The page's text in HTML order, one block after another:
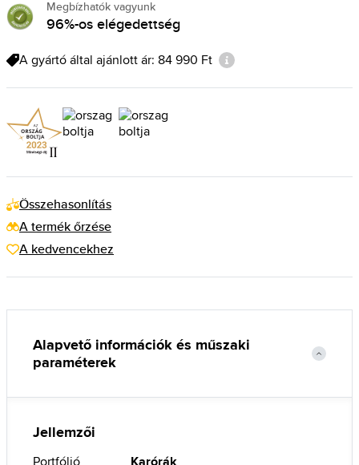
Megbízhatók vagyunk
96%-os elégedettség
A gyártó által ajánlott ár: 84 990 Ft
Összehasonlítás
A termék őrzése
A kedvencekhez
Alapvető információk és műszaki
paraméterek
Jellemzői